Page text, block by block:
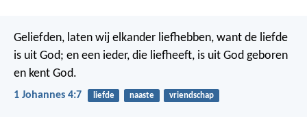
Geliefden, laten wij elkander liefhebben, want de liefde
is uit God; en een ieder, die liefheeft, is uit God geboren
en kent God.
1 Johannes 4:7 liefde naaste vriendschap